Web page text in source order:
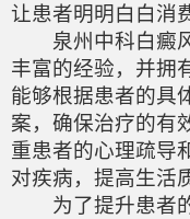
让患者明明白白消
泉州中科白癜风
丰富的经验，并拥
能够根据患者的具
案，确保治疗的有
重患者的心理疏导
对疾病，提高生活
为了提升患者的